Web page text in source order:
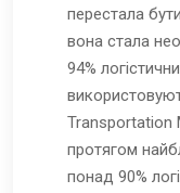
перестала
вона стала
94%
Transportation
протягом
понад 90%